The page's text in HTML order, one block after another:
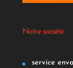
Notre société
service